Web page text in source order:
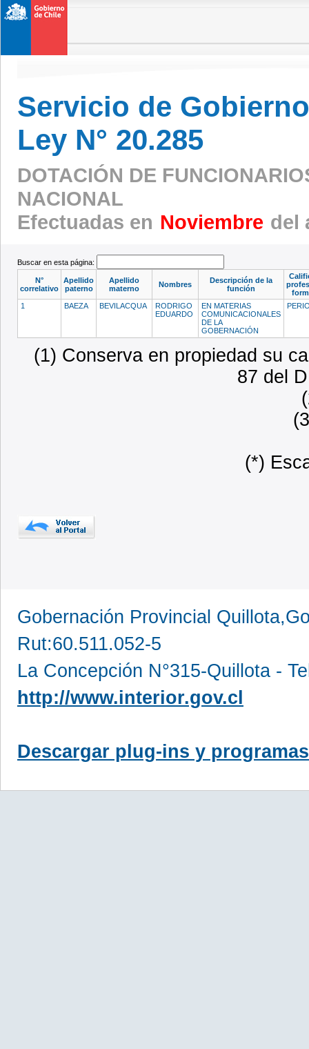
Servicio de
Ley N° 20.285
DOTACIÓN DE
NACIONAL
Efectuadas en Noviembre del
Buscar en esta página:
N°
correlativo
Apellido
paterno
Apellido
materno
Nombres
Descripción de la
función
1
BAEZA BEVILACQUA
RODRIGO
EDUARDO
EN MATERIAS
COMUNICACIONALES
DE LA
GOBERNACIÓN
(1) Conserva en propiedad su
87 del
(*)
Gobernación Provincial
Rut:60.511.052-5
La Concepción N°315-Quillota -
http://www.interior.gov.cl
Descargar plug-ins y